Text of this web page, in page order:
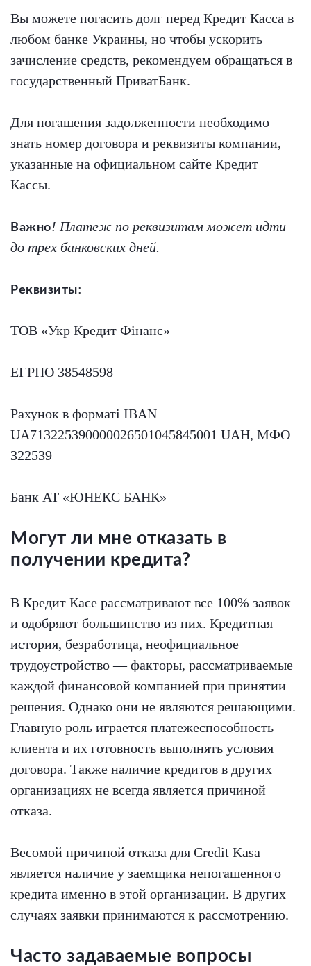
Вы можете погасить долг перед Кредит Касса в
любом банке Украины, но чтобы ускорить
зачисление средств, рекомендуем обращаться в
государственный ПриватБанк.
Для погашения задолженности необходимо
знать номер договора и реквизиты компании,
указанные на официальном сайте Кредит
Кассы.
Важно! Платеж по реквизитам может идти
до трех банковских дней.
Реквизиты:
ТОВ «Укр Кредит Фінанс»
ЕГРПО 38548598
Рахунок в форматі IBAN
UA713225390000026501045845001 UAH, МФО
322539
Банк АТ «ЮНЕКС БАНК»
Могут ли мне отказать в
получении кредита?
В Кредит Касе рассматривают все 100% заявок
и одобряют большинство из них. Кредитная
история, безработица, неофициальное
трудоустройство — факторы, рассматриваемые
каждой финансовой компанией при принятии
решения. Однако они не являются решающими.
Главную роль играется платежеспособность
клиента и их готовность выполнять условия
договора. Также наличие кредитов в других
организациях не всегда является причиной
отказа.
Весомой причиной отказа для Credit Kasa
является наличие у заемщика непогашенного
кредита именно в этой организации. В других
случаях заявки принимаются к рассмотрению.
Часто задаваемые вопросы